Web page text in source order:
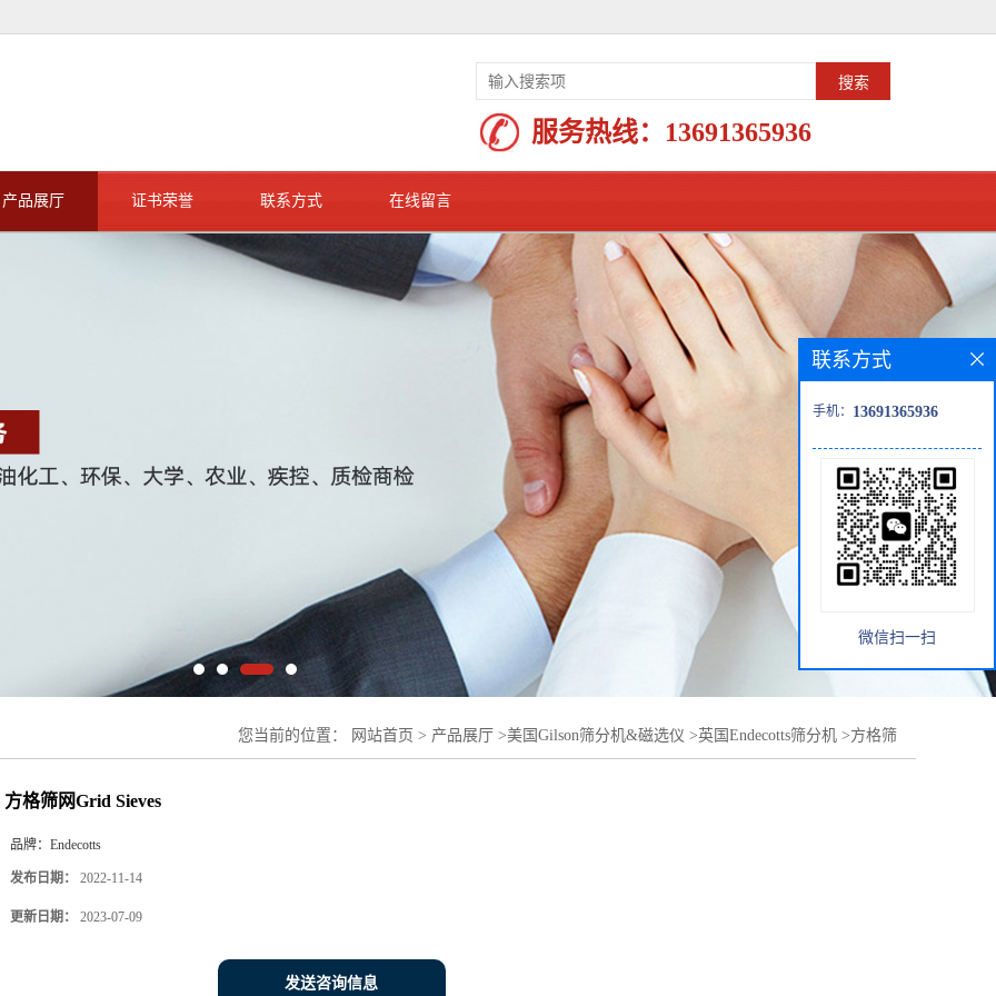
服务热线： 13691365936
产品展厅 证书荣誉 联系方式 在线留言
您当前的位置： 网站首页 > 产品展厅 >美国Gilson筛分机&磁选仪 >英国Endecotts筛分机 >方格筛
方格筛网Grid Sieves
品牌： Endecotts
发布日期： 2022-11-14
更新日期： 2023-07-09
发送咨询信息
联系方式
手机： 13691365936
微信扫一扫